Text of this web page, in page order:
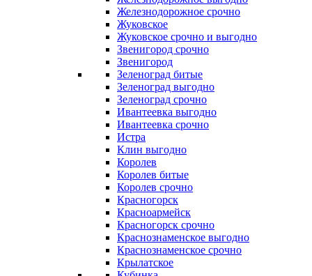
Железнодорожное срочно
Жуковское
Жуковское срочно и выгодно
Звенигород срочно
Звенигород
Зеленоград битые
Зеленоград выгодно
Зеленоград срочно
Ивантеевка выгодно
Ивантеевка срочно
Истра
Клин выгодно
Королев
Королев битые
Королев срочно
Красногорск
Красноармейск
Красногорск срочно
Краснознаменское выгодно
Краснознаменское срочно
Крылатское